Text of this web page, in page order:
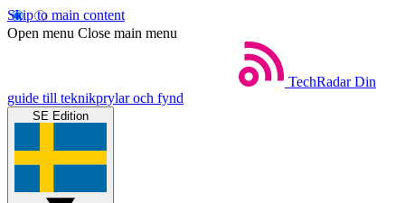
Skip to main content
Open menu Close main menu
TechRadar Din
guide till teknikprylar och fynd
SE Edition